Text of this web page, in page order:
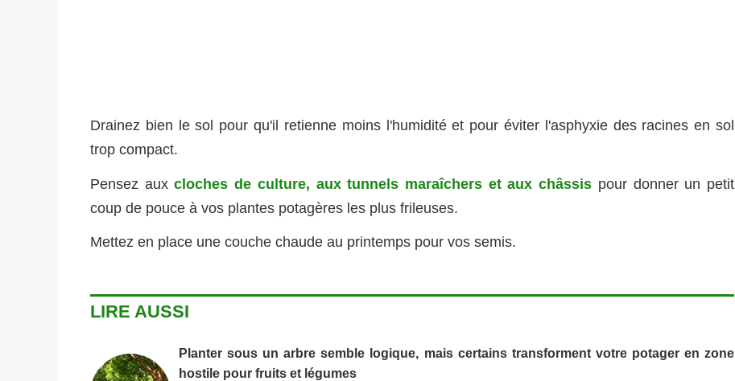
Drainez bien le sol pour qu'il retienne moins l'humidité et pour éviter l'asphyxie des racines en sol
trop compact.
Pensez auxcloches de culture, aux tunnels maraîchers et aux châssis pour donner un petit
coup de pouce à vos plantes potagères les plus frileuses.
Mettez en place une couche chaude au printemps pour vos semis.
LIRE AUSSI
Planter sous un arbre semble logique, mais certains transforment votre potager en zone
hostile pour fruits et légumes